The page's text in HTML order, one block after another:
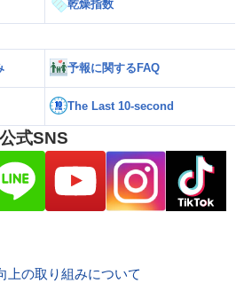
乾燥指数
予報に関するFAQ
The Last 10-second
式SNS
上の取り組みについて